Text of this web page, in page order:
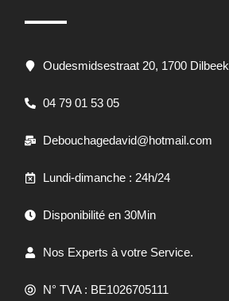
Oudesmidsestraat 20, 1700 Dilbeek
04 79 01 53 05
Debouchagedavid@hotmail.com
Lundi-dimanche : 24h/24
Disponibilité en 30Min
Nos Experts à votre Service.
N° TVA : BE1026705111